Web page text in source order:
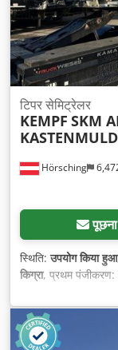
Hörsching
टिपर सेमिट्रेलर
KEMPF SKM
पूछना
स्थिति:उपयोग किया हुआ
किग्रा, प्रथम पंजीकरण: